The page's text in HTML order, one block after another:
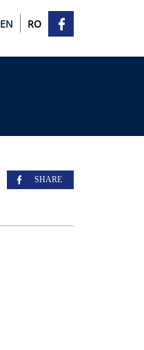
EN RO
SHARE